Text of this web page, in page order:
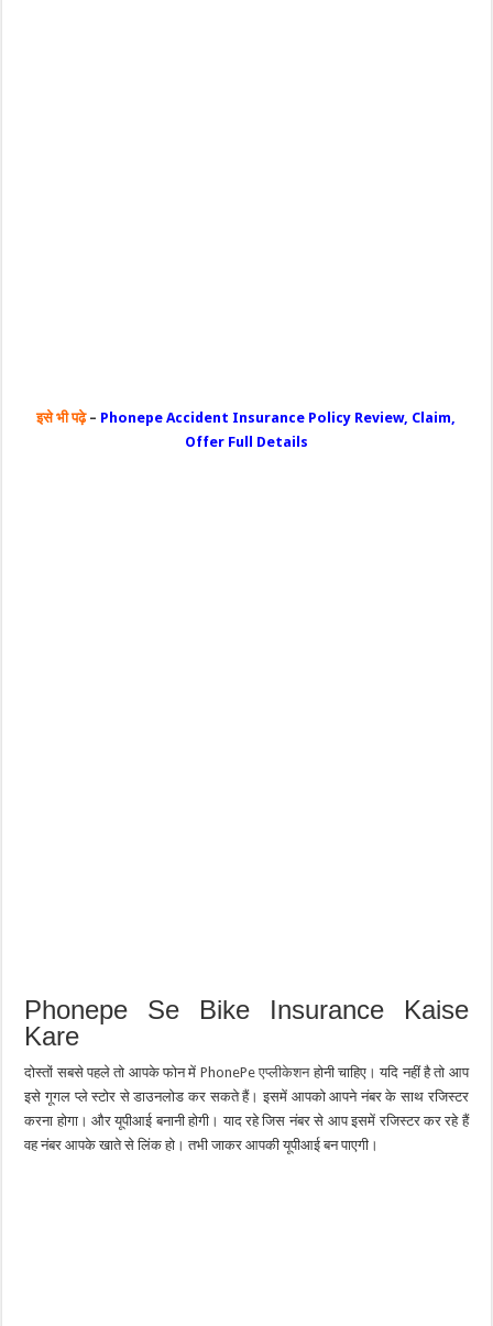
इसे भी पढ़े– Phonepe Accident Insurance Policy Review, Claim,
Offer Full Details
Phonepe Se Bike Insurance Kaise
Kare
दोस्तों सबसे पहले तो आपके फोन में PhonePe एप्लीकेशनहोनी चाहिए। यदि नहीं है तो आप
इसे गूगल प्ले स्टोर से डाउनलोड कर सकते हैं। इसमें आपको आपने नंबर के साथ रजिस्टर
करना होगा। और यूपीआई बनानी होगी। याद रहे जिस नंबर से आप इसमें रजिस्टर कर रहे हैं
वह नंबर आपके खाते से लिंक हो। तभी जाकर आपकी यूपीआई बन पाएगी।